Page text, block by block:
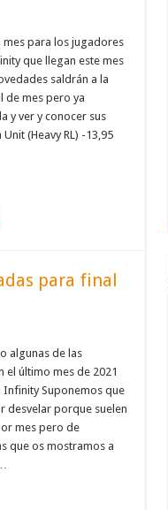
para los jugadores
que llegan este mes
saldrán a la
de mes pero ya
y ver y conocer sus
(Heavy RL) -13,95
para final
algunas de las
el último mes de 2021
Suponemos que
desvelar porque suelen
mes pero de
que os mostramos a